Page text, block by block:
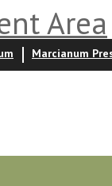
Area
Marcianum